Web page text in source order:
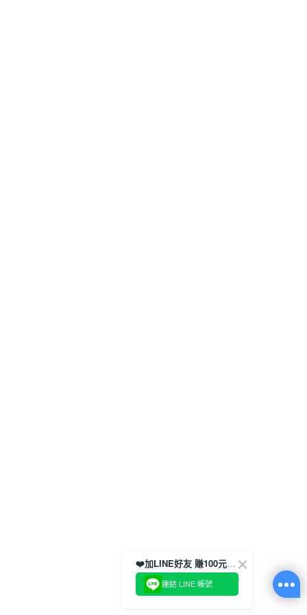
❤️加LINE好友 賺100元券！
連結 LINE 帳號